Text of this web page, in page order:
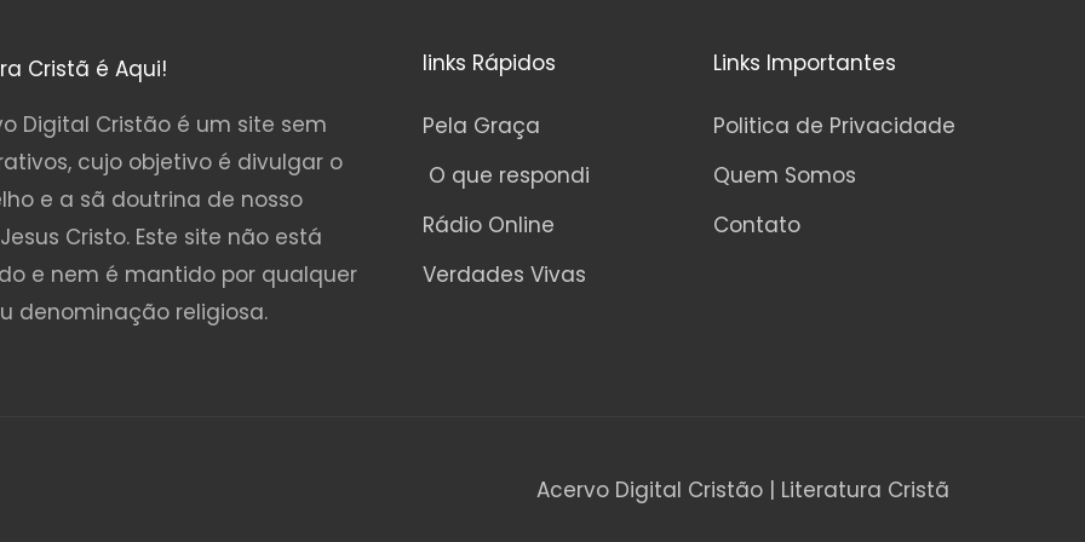
Cristã é Aqui!
Digital Cristão é um site sem
cujo objetivo é divulgar o
e a sã doutrina de nosso
Cristo. Este site não está
e nem é mantido por qualquer
denominação religiosa.
links Rápidos
Pela Graça
O que respondi
Rádio Online
Verdades Vivas
Links Importantes
Politica de Privacidade
Quem Somos
Contato
Acervo Digital Cristão | Literatura Cristã